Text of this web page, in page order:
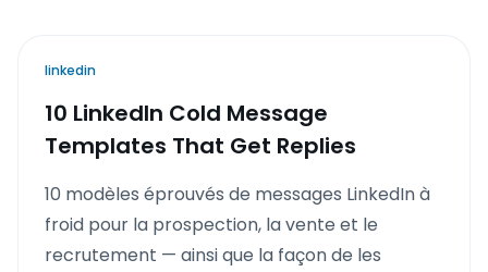
linkedin
10 LinkedIn Cold Message
Templates That Get Replies
10 modèles éprouvés de messages LinkedIn à
froid pour la prospection, la vente et le
recrutement — ainsi que la façon de les